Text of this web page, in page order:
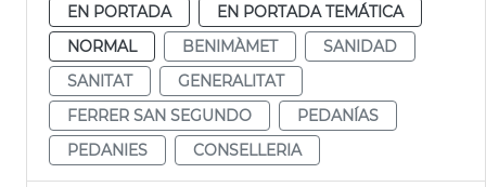
EN PORTADA
EN PORTADA TEMÁTICA
NORMAL
BENIMÀMET
SANIDAD
SANITAT
GENERALITAT
FERRER SAN SEGUNDO
PEDANÍAS
PEDANIES
CONSELLERIA